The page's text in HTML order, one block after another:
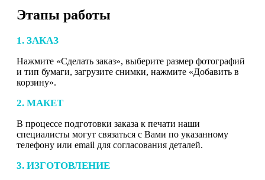
Этапы работы
1. ЗАКАЗ
Нажмите «Сделать заказ», выберите размер фотографий
и тип бумаги, загрузите снимки, нажмите «Добавить в
корзину».
2. МАКЕТ
В процессе подготовки заказа к печати наши
специалисты могут связаться с Вами по указанному
телефону или email для согласования деталей.
3. ИЗГОТОВЛЕНИЕ